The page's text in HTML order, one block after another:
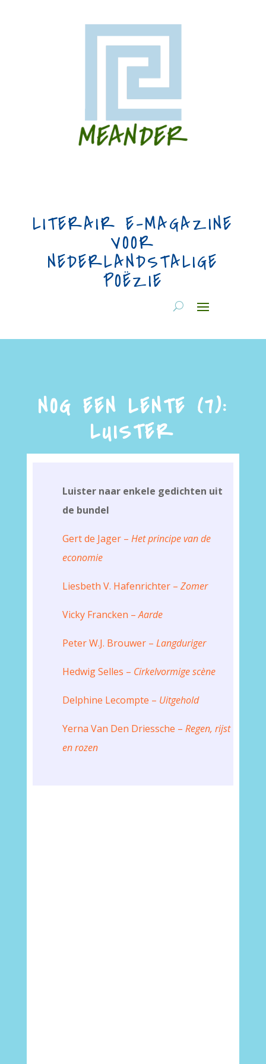
LITERAIR E-MAGAZINE
VOOR
NEDERLANDSTALIGE
POËZIE
NOG EEN LENTE (7):
LUISTER
Luister naar enkele gedichten uit
de bundel
Gert de Jager – Het principe van de
economie
Liesbeth V. Hafenrichter – Zomer
Vicky Francken –Aarde
Peter W.J. Brouwer – Langduriger
Hedwig Selles – Cirkelvormige scène
Delphine Lecompte – Uitgehold
Yerna Van Den Driessche – Regen, rijst
en rozen